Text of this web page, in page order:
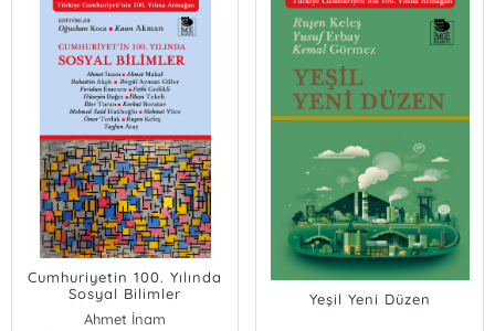
Cumhuriyetin 100. Yılında
Sosyal Bilimler
Ahmet İnam
Yeşil Yeni Düzen